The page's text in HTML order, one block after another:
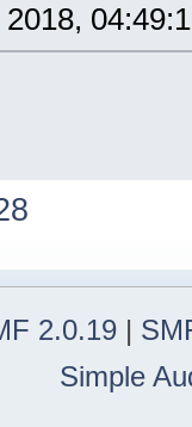
2.0.19 |
Simple